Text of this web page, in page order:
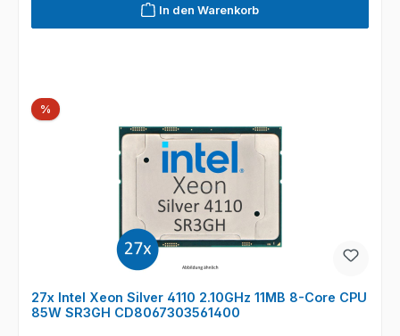
In den Warenkorb
%Rabatt
27x Intel Xeon Silver 4110 2.10GHz 11MB 8-Core CPU
85W SR3GH CD8067303561400